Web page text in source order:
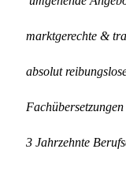
marktgerechte &
absolut
3 Jahrzehnte